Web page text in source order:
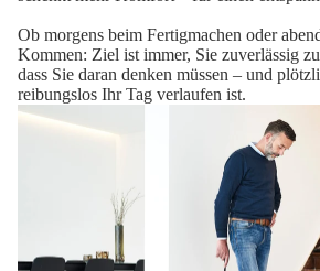
Ob morgens beim Fertigmachen oder
Kommen: Ziel ist immer, Sie zuverlässig
dass Sie daran denken müssen – und
reibungslos Ihr Tag verlaufen ist.